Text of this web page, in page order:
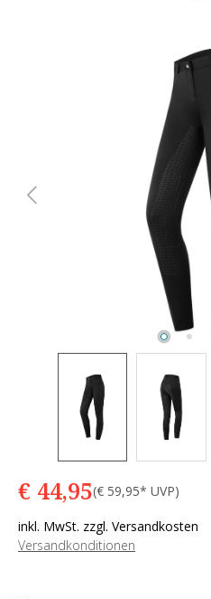
€ 44,95(€ 59,95* UVP)
inkl. MwSt. zzgl. Versandkosten
Versandkonditionen